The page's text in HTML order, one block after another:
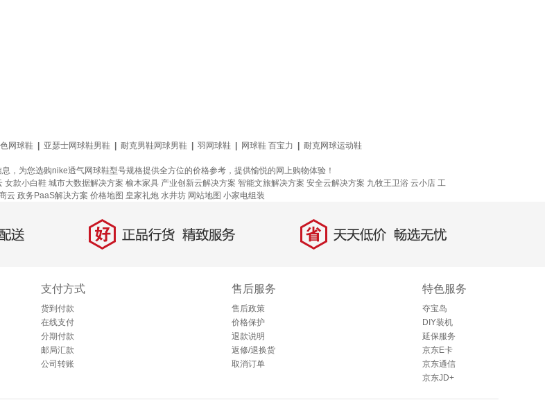
网球鞋 亚瑟士网球鞋男鞋 耐克男鞋网球男鞋 羽网球鞋 网球鞋 百宝力
耐克网球运动鞋
为您选购nike透气网球鞋型号规格提供全方位的价格参考，提供愉悦的网上购物体验！
女款小白鞋 城市大数据解决方案 榆木家具 产业创新云解决方案 智能文旅解决方案 安全云解决方案 九牧王卫浴 云小店 工
云 政务PaaS解决方案 价格地图 皇家礼炮 水井坊 网站地图 小家电组装
好 正品行货，精致服务 省 天天低价，畅选无忧
支付方式
货到付款
在线支付
分期付款
邮局汇款
公司转账
售后服务
售后政策
价格保护
退款说明
返修/退换货
取消订单
特色服务
夺宝岛
DIY装机
延保服务
京东E卡
京东通信
京东JD+